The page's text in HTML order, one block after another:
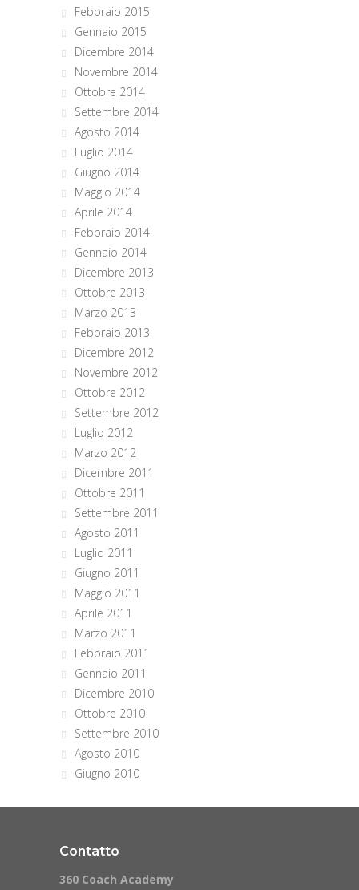
Febbraio 2015
Gennaio 2015
Dicembre 2014
Novembre 2014
Ottobre 2014
Settembre 2014
Agosto 2014
Luglio 2014
Giugno 2014
Maggio 2014
Aprile 2014
Febbraio 2014
Gennaio 2014
Dicembre 2013
Ottobre 2013
Marzo 2013
Febbraio 2013
Dicembre 2012
Novembre 2012
Ottobre 2012
Settembre 2012
Luglio 2012
Marzo 2012
Dicembre 2011
Ottobre 2011
Settembre 2011
Agosto 2011
Luglio 2011
Giugno 2011
Maggio 2011
Aprile 2011
Marzo 2011
Febbraio 2011
Gennaio 2011
Dicembre 2010
Ottobre 2010
Settembre 2010
Agosto 2010
Giugno 2010
Contatto
360 Coach Academy